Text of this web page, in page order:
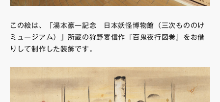
この絵は、「湯本豪一記念 日本妖怪博物館（三次もののけ
ミュージアム）」所蔵の狩野宴信作『百鬼夜行図巻』をお借
りして制作した装飾です。